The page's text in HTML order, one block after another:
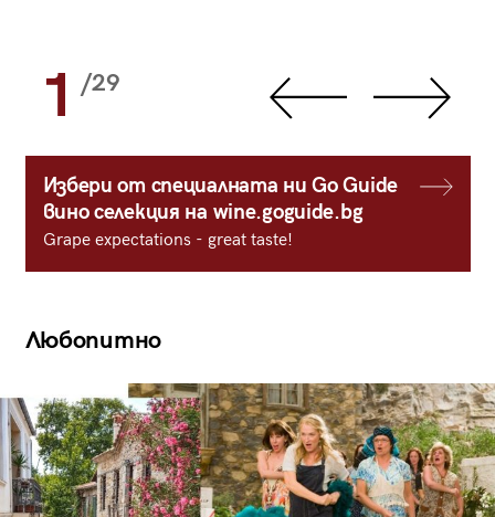
1 /29
Избери от специалната ни Go Guide
вино селекция на wine.goguide.bg
Grape expectations - great taste!
Любопитно